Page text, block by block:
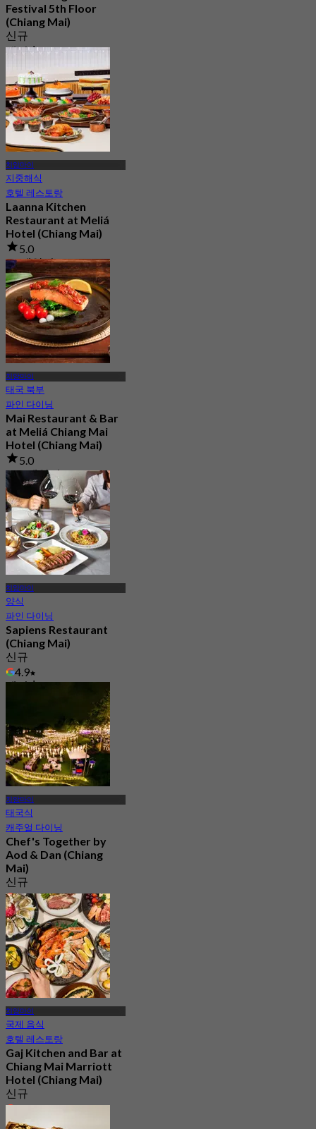
Festival 5th Floor
(Chiang Mai)
신규
에서฿ 223.33
치앙마이
지중해식
호텔 레스토랑
Laanna Kitchen
Restaurant at Meliá
Hotel (Chiang Mai)
5.0
15 예약됨
에서฿ 799
치앙마이
태국 북부
파인 다이닝
Mai Restaurant & Bar
at Meliá Chiang Mai
Hotel (Chiang Mai)
5.0
115 예약됨
에서
฿ 425
치앙마이
양식
파인 다이닝
Sapiens Restaurant
(Chiang Mai)
신규
4.9
에서฿ 395
치앙마이
태국식
캐주얼 다이닝
Chef's Together by
Aod & Dan (Chiang
Mai)
신규
4.2
에서฿ 516.66
치앙마이
국제 음식
호텔 레스토랑
Gaj Kitchen and Bar at
Chiang Mai Marriott
Hotel (Chiang Mai)
신규
4.6
에서 ฿ 890